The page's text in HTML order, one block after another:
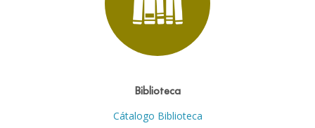
Biblioteca
Cátalogo Biblioteca